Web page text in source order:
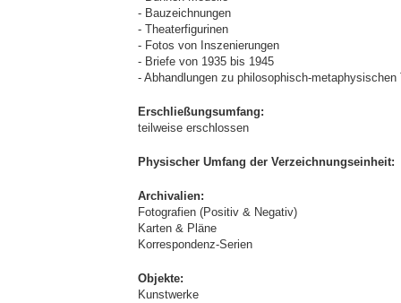
- Bauzeichnungen
- Theaterfigurinen
- Fotos von Inszenierungen
- Briefe von 1935 bis 1945
- Abhandlungen zu philosophisch-metaphysischen
Erschließungsumfang:
teilweise erschlossen
Physischer Umfang der Verzeichnungseinheit:
Archivalien:
Fotografien (Positiv & Negativ)
Karten & Pläne
Korrespondenz-Serien
Objekte:
Kunstwerke